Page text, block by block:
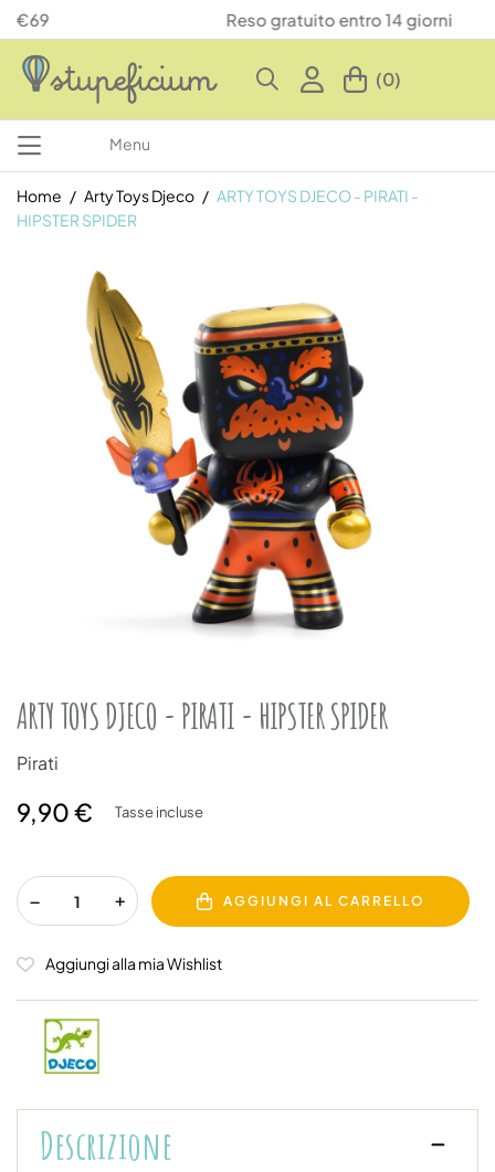
Reso gratuito entro 14 giorni
(0)
Menu
Home Arty Toys Djeco
ARTY TOYS DJECO - PIRATI -
HIPSTER SPIDER
ARTY TOYS DJECO - PIRATI - HIPSTER SPIDER
Pirati
9,90 € Tasse incluse
AGGIUNGI AL CARRELLO
Aggiungi alla mia Wishlist
Descrizione